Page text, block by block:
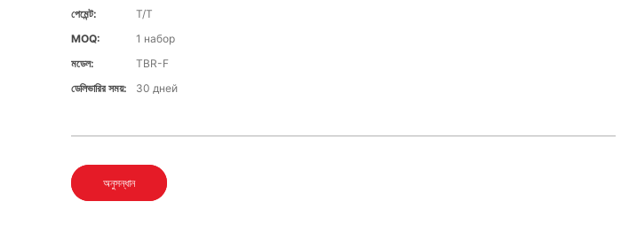
পেমেন্ট:
T/T
MOQ:
1 набор
মডেল:
TBR-F
ডেলিভারির সময়:
30 дней
অনুসন্ধান